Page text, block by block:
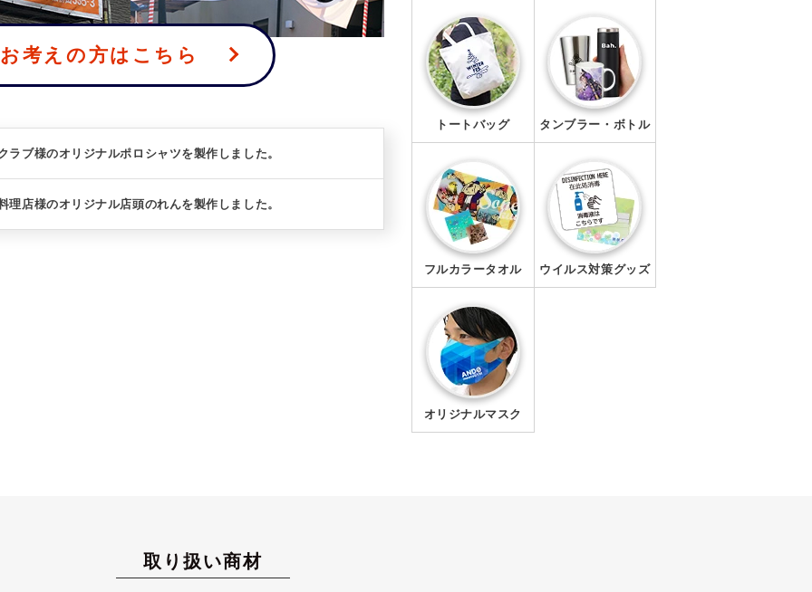
考えの方はこちら
ラブ様のオリジナルポロシャツを製作しました。
理店様のオリジナル店頭のれんを製作しました。
トートバッグ タンブラー・ボトル
フルカラータオル ウイルス対策グッズ
オリジナルマスク
取り扱い商材